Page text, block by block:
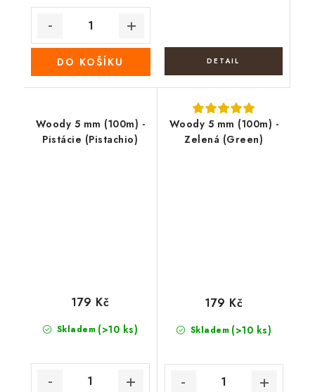
DO KOŠÍKU
Woody 5 mm (100m) -
Pistácie (Pistachio)
Skladem (>10 ks)
179 Kč
Woody 5 mm (100m) -
Zelená (Green)
Skladem (>10 ks)
179 Kč